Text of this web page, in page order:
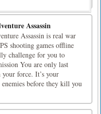
Assassin
Assassin is real war
shooting games offline
challenge for you to
You are only last
force. It’s your
before they kill you